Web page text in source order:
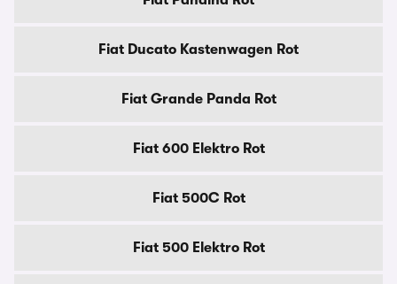
Fiat Ducato Kastenwagen Rot
Fiat Grande Panda Rot
Fiat 600 Elektro Rot
Fiat 500C Rot
Fiat 500 Elektro Rot